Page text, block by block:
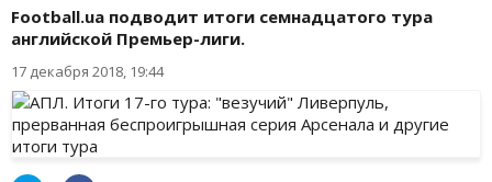
Football.ua подводит итоги семнадцатого тура
английской Премьер-лиги.
17 декабря 2018, 19:44